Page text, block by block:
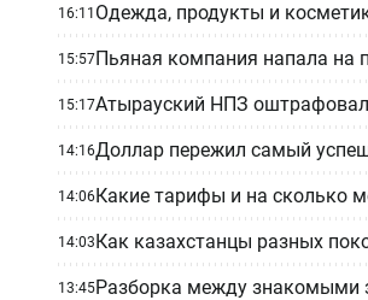
16:11 Одежда, продукты и
15:57Пьяная компания напала на
15:17Атырауский НПЗ
14:16Доллар пережил самый
14:06Какие тарифы и на сколько
14:03Как казахстанцы разных
13:45Разборка между знакомыми